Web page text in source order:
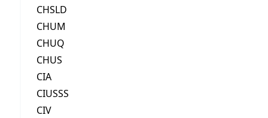
CHSLD
CHUM
CHUQ
CHUS
CIA
CIUSSS
CIV